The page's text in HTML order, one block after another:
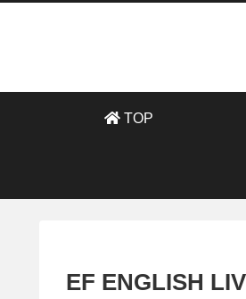
TOP
EF ENGLISH